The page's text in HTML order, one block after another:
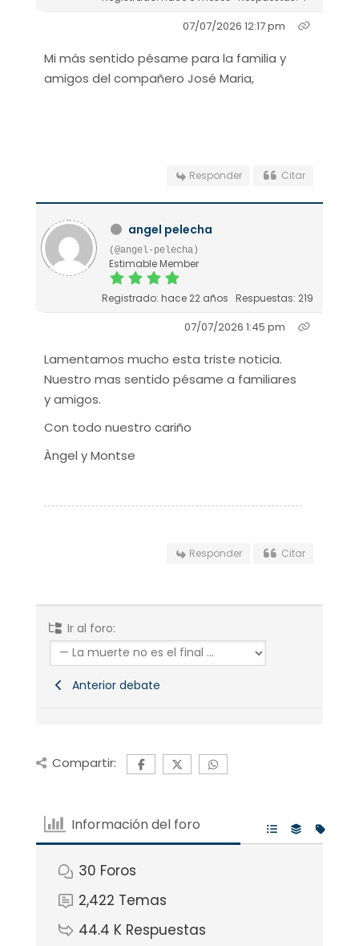
07/07/2026 12:17 pm
Mi más sentido pésame para la familia y
amigos del compañero José Maria,
Responder Citar
angel pelecha
(@angel-pelecha)
Estimable Member
Registrado: hace 22 años Respuestas: 219
07/07/2026 1:45 pm
Lamentamos mucho esta triste noticia.
Nuestro mas sentido pésame a familiares
y amigos.
Con todo nuestro cariño
Àngel y Montse
Responder Citar
Ir al foro:
Anterior debate
Compartir:
Información del foro
30 Foros
2,422 Temas
44.4 K Respuestas